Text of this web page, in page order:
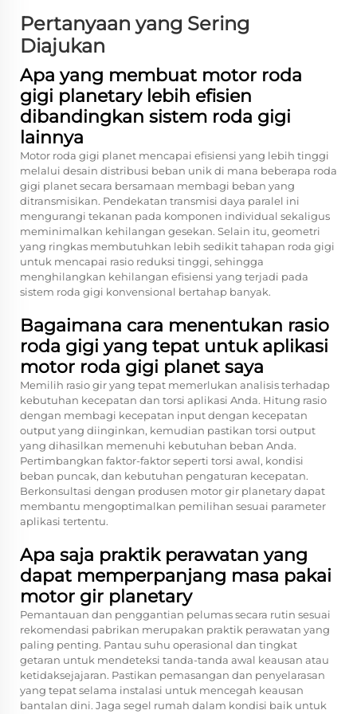
Pertanyaan yang Sering
Diajukan
Apa yang membuat motor roda
gigi planetary lebih efisien
dibandingkan sistem roda gigi
lainnya
Motor roda gigi planet mencapai efisiensi yang lebih tinggi
melalui desain distribusi beban unik di mana beberapa roda
gigi planet secara bersamaan membagi beban yang
ditransmisikan. Pendekatan transmisi daya paralel ini
mengurangi tekanan pada komponen individual sekaligus
meminimalkan kehilangan gesekan. Selain itu, geometri
yang ringkas membutuhkan lebih sedikit tahapan roda gigi
untuk mencapai rasio reduksi tinggi, sehingga
menghilangkan kehilangan efisiensi yang terjadi pada
sistem roda gigi konvensional bertahap banyak.
Bagaimana cara menentukan rasio
roda gigi yang tepat untuk aplikasi
motor roda gigi planet saya
Memilih rasio gir yang tepat memerlukan analisis terhadap
kebutuhan kecepatan dan torsi aplikasi Anda. Hitung rasio
dengan membagi kecepatan input dengan kecepatan
output yang diinginkan, kemudian pastikan torsi output
yang dihasilkan memenuhi kebutuhan beban Anda.
Pertimbangkan faktor-faktor seperti torsi awal, kondisi
beban puncak, dan kebutuhan pengaturan kecepatan.
Berkonsultasi dengan produsen motor gir planetary dapat
membantu mengoptimalkan pemilihan sesuai parameter
aplikasi tertentu.
Apa saja praktik perawatan yang
dapat memperpanjang masa pakai
motor gir planetary
Pemantauan dan penggantian pelumas secara rutin sesuai
rekomendasi pabrikan merupakan praktik perawatan yang
paling penting. Pantau suhu operasional dan tingkat
getaran untuk mendeteksi tanda-tanda awal keausan atau
ketidaksejajaran. Pastikan pemasangan dan penyelarasan
yang tepat selama instalasi untuk mencegah keausan
bantalan dini. Jaga segel rumah dalam kondisi baik untuk